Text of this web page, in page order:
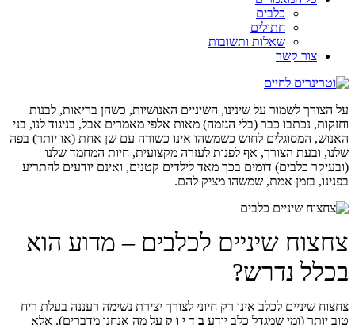
כלבים
חתולים
שאלות ותשובות
צור קשר
על הצורך לשמור על שינינו, השיניים האנושיות, כשהן בריאות, לבנות
וחזקות, נכתבו כבר (בלי הגזמה) מאות אלפי מאמרים אבל, בניגוד לנו, בני
האנוש, המסוגלים לחוש כשמשהו אינו כשורה עם שן אחת (או יותר) בפה
שלנו, ובעת הצורך, אף לפנות לעזרה מקצועית, חיות המחמד שלנו
(ובעיקר כלבים) דומים בכך מאד לילדים קטנים, ואינם יודעים להתריע
בפנינו, בזמן אמת, שמשהו מציק להם.
צחצוח שיניים לכלבים – מדוע הוא
בכלל נדרש?
צחצוח שיניים לכלב אינו רק חיוני לצורך יצירת נשימה רעננה בעלת ריח
טוב יותר (ומי שמגדל כלב יודע ב ד י ו ק על מה אנחנו מדברים), אלא